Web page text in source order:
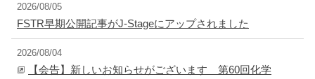
2026/08/05
FSTR早期公開記事がJ-Stageにアップされました
2026/08/04
【会告】新しいお知らせがございます 第60回化学